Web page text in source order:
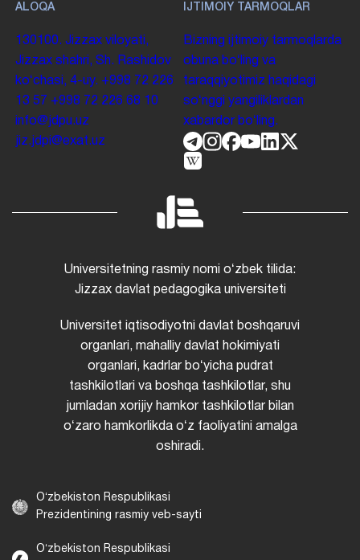
ALOQA
130100. Jizzax viloyati,
Jizzax shahri, Sh. Rashidov
koʻchasi, 4-uy. +998 72 226
13 57 +998 72 226 68 10
info@jdpu.uz
jiz.jdpi@exat.uz
IJTIMOIY TARMOQLAR
Bizning ijtimoiy tarmoqlarda
obuna boʻling va
taraqqiyotimiz haqidagi
soʻnggi yangiliklardan
xabardor boʻling.
Universitetning rasmiy nomi oʻzbek tilida:
Jizzax davlat pedagogika universiteti
Universitet iqtisodiyotni davlat boshqaruvi
organlari, mahalliy davlat hokimiyati
organlari, kadrlar boʻyicha pudrat
tashkilotlari va boshqa tashkilotlar, shu
jumladan xorijiy hamkor tashkilotlar bilan
oʻzaro hamkorlikda oʻz faoliyatini amalga
oshiradi.
Oʻzbekiston Respublikasi
Prezidentining rasmiy veb-sayti
Oʻzbekiston Respublikasi